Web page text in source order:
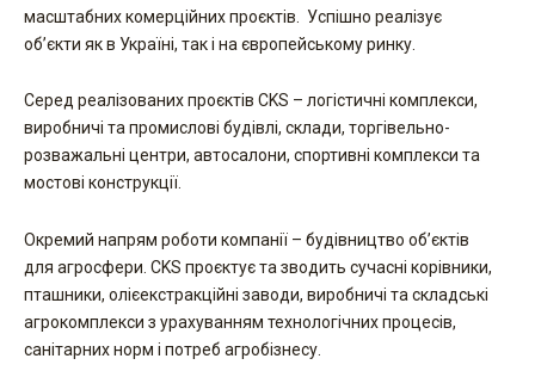
масштабних комерційних проєктів. Успішно реалізує
об’єкти як в Україні, так і на європейському ринку.
Серед реалізованих проєктів CKS – логістичні комплекси,
виробничі та промислові будівлі, склади, торгівельно-
розважальні центри, автосалони, спортивні комплекси та
мостові конструкції.
Окремий напрям роботи компанії – будівництво об’єктів
для агросфери. CKS проєктує та зводить сучасні корівники,
пташники, олієекстракційні заводи, виробничі та складські
агрокомплекси з урахуванням технологічних процесів,
санітарних норм і потреб агробізнесу.